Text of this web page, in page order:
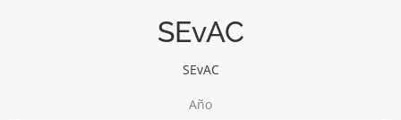
SEvAC
SEvAC
Año